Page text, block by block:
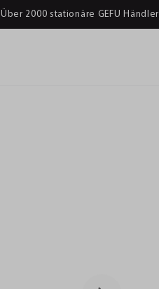
Über 2000 stationäre GEFU Händler